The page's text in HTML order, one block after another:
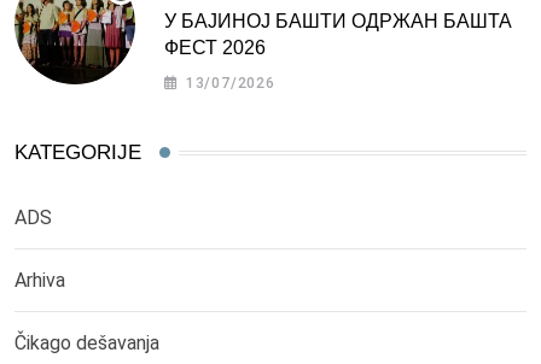
У БАЈИНОЈ БАШТИ ОДРЖАН БАШТА
ФЕСТ 2026
13/07/2026
KATEGORIJE
ADS
Arhiva
Čikago dešavanja